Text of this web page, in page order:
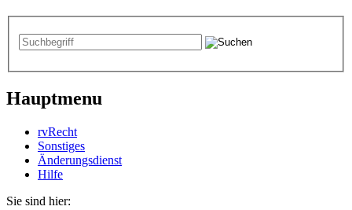
Hauptmenu
rvRecht
Sonstiges
Änderungsdienst
Hil­fe
Sie sind hier: